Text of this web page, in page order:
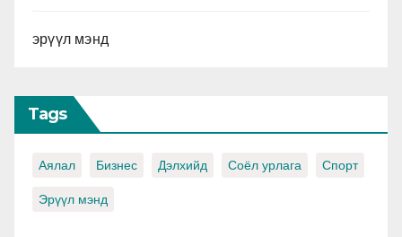
эрүүл мэнд
Tags
Аялал Бизнес Дэлхийд Соёл урлага Спорт
Эрүүл мэнд